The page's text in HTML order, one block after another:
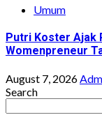
Umum
Putri Koster Ajak
Womenpreneur
August 7, 2026
Search